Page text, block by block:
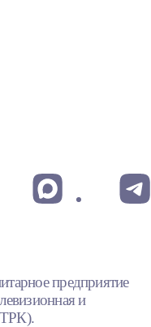
предприятие
и